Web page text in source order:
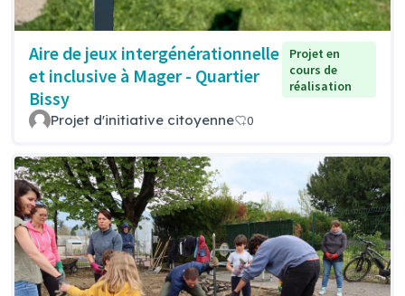
Aire de jeux intergénérationnelle
et inclusive à Mager - Quartier
Bissy
Projet en
cours de
réalisation
Projet d'initiative citoyenne 0